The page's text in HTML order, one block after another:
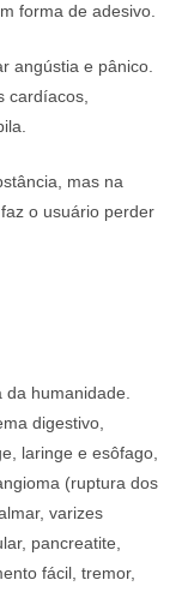
forma de adesivo.
angústia e pânico.
cardíacos,
mas na
o usuário perder
humanidade.
digestivo,
laringe e esôfago,
(ruptura dos
varizes
pancreatite,
fácil, tremor,